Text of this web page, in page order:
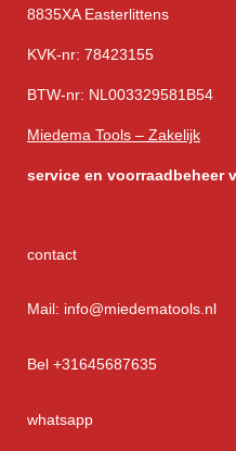
8835XA Easterlittens
KVK-nr: 78423155
BTW-nr: NL003329581B54
Miedema Tools – Zakelijk
service en voorraadbeheer
contact
Mail: info@miedematools.nl
Bel +31645687635
whatsapp